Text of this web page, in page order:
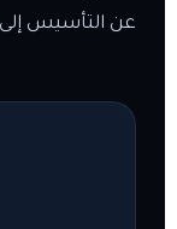
عن التأسيس